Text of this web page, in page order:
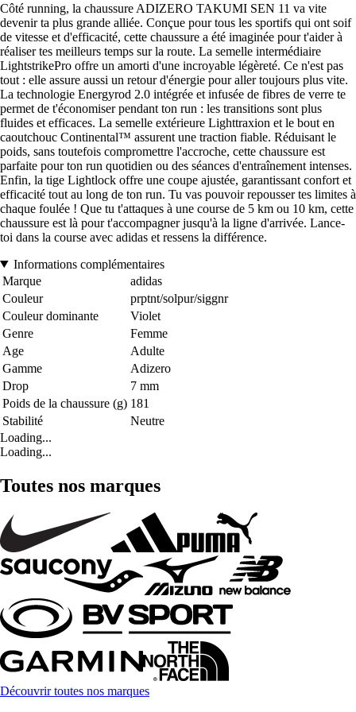
Côté running, la chaussure ADIZERO TAKUMI SEN 11 va vite
devenir ta plus grande alliée. Conçue pour tous les sportifs qui ont soif
de vitesse et d'efficacité, cette chaussure a été imaginée pour t'aider à
réaliser tes meilleurs temps sur la route. La semelle intermédiaire
LightstrikePro offre un amorti d'une incroyable légèreté. Ce n'est pas
tout : elle assure aussi un retour d'énergie pour aller toujours plus vite.
La technologie Energyrod 2.0 intégrée et infusée de fibres de verre te
permet de t'économiser pendant ton run : les transitions sont plus
fluides et efficaces. La semelle extérieure Lighttraxion et le bout en
caoutchouc Continental™ assurent une traction fiable. Réduisant le
poids, sans toutefois compromettre l'accroche, cette chaussure est
parfaite pour ton run quotidien ou des séances d'entraînement intenses.
Enfin, la tige Lightlock offre une coupe ajustée, garantissant confort et
efficacité tout au long de ton run. Tu vas pouvoir repousser tes limites à
chaque foulée ! Que tu t'attaques à une course de 5 km ou 10 km, cette
chaussure est là pour t'accompagner jusqu'à la ligne d'arrivée. Lance-
toi dans la course avec adidas et ressens la différence.
Informations complémentaires
Marque
adidas
Couleur
prptnt/solpur/siggnr
Couleur dominante
Violet
Genre
Femme
Age
Adulte
Gamme
Adizero
Drop
7 mm
Poids de la chaussure (g) 181
Stabilité
Neutre
Loading...
Loading...
Toutes nos marques
Découvrir toutes nos marques